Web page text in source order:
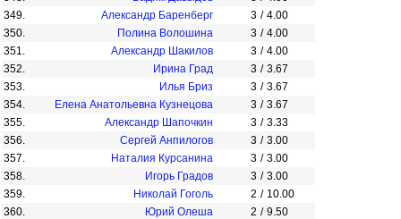
349.
Александр Баренберг 3 / 4.00
350.
Полина Волошина 3 / 4.00
351.
Александр Шакилов 3 / 4.00
352.
Ирина Град 3 / 3.67
353.
Илья Бриз 3 / 3.67
354.
Елена Анатольевна Кузнецова 3 / 3.67
355.
Александр Шапочкин 3 / 3.33
356.
Сергей Анпилогов 3 / 3.00
357.
Наталия Курсанина 3 / 3.00
358.
Игорь Градов 3 / 3.00
359.
Николай Гоголь 2 / 10.00
360.
Юрий Олеша 2 / 9.50